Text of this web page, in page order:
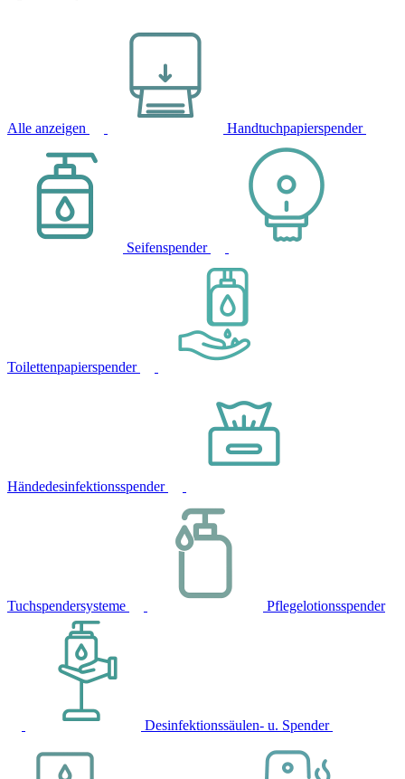
Alle anzeigen Handtuchpapierspender
Seifenspender
Toilettenpapierspender
Händedesinfektionsspender
Tuchspendersysteme Pflegelotionsspender
Desinfektionssäulen- u. Spender